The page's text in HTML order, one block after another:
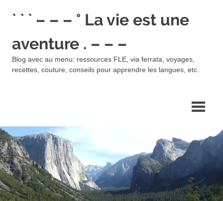
` ` ` – – – ° La vie est une
aventure . – – –
Blog avec au menu: ressources FLE, via ferrata, voyages,
recettes, couture, conseils pour apprendre les langues, etc.